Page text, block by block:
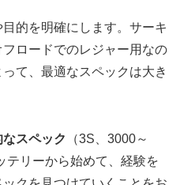
的を明確にします。サーキ
ロードでのレジャー用なの
て、最適なスペックは大き
スペック
（3S、3000～
テリーから始めて、経験を